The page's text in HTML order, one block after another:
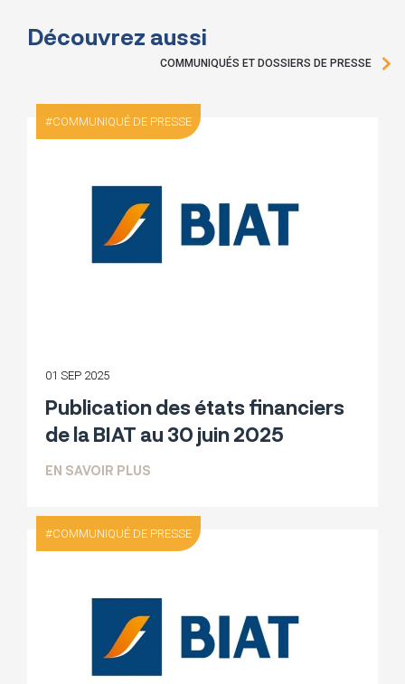
Découvrez aussi
COMMUNIQUÉS ET DOSSIERS DE PRESSE
COMMUNIQUÉ DE PRESSE
01 SEP 2025
Publication des états financiers
de la BIAT au 30 juin 2025
EN SAVOIR PLUS
COMMUNIQUÉ DE PRESSE